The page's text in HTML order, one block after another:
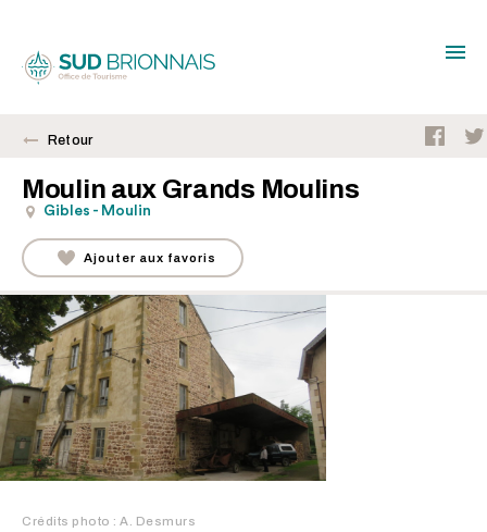
Retour
Moulin aux Grands Moulins
Gibles - Moulin
Ajouter aux favoris
Crédits photo : A. Desmurs